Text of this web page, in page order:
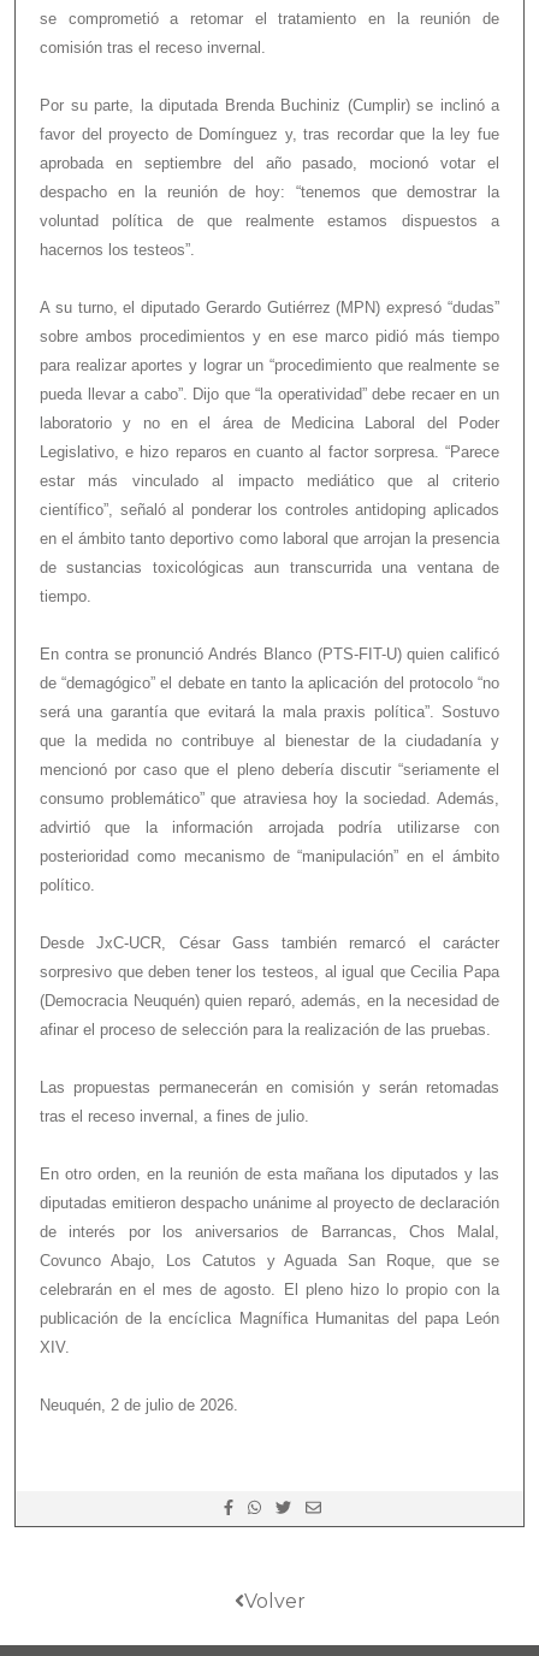
se comprometió a retomar el tratamiento en la reunión de
comisión tras el receso invernal.
Por su parte, la diputada Brenda Buchiniz (Cumplir) se inclinó a
favor del proyecto de Domínguez y, tras recordar que la ley fue
aprobada en septiembre del año pasado, mocionó votar el
despacho en la reunión de hoy: “tenemos que demostrar la
voluntad política de que realmente estamos dispuestos a
hacernos los testeos”.
A su turno, el diputado Gerardo Gutiérrez (MPN) expresó “dudas”
sobre ambos procedimientos y en ese marco pidió más tiempo
para realizar aportes y lograr un “procedimiento que realmente se
pueda llevar a cabo”. Dijo que “la operatividad” debe recaer en un
laboratorio y no en el área de Medicina Laboral del Poder
Legislativo, e hizo reparos en cuanto al factor sorpresa. “Parece
estar más vinculado al impacto mediático que al criterio
científico”, señaló al ponderar los controles antidoping aplicados
en el ámbito tanto deportivo como laboral que arrojan la presencia
de sustancias toxicológicas aun transcurrida una ventana de
tiempo.
En contra se pronunció Andrés Blanco (PTS-FIT-U) quien calificó
de “demagógico” el debate en tanto la aplicación del protocolo “no
será una garantía que evitará la mala praxis política”. Sostuvo
que la medida no contribuye al bienestar de la ciudadanía y
mencionó por caso que el pleno debería discutir “seriamente el
consumo problemático” que atraviesa hoy la sociedad. Además,
advirtió que la información arrojada podría utilizarse con
posterioridad como mecanismo de “manipulación” en el ámbito
político.
Desde JxC-UCR, César Gass también remarcó el carácter
sorpresivo que deben tener los testeos, al igual que Cecilia Papa
(Democracia Neuquén) quien reparó, además, en la necesidad de
afinar el proceso de selección para la realización de las pruebas.
Las propuestas permanecerán en comisión y serán retomadas
tras el receso invernal, a fines de julio.
En otro orden, en la reunión de esta mañana los diputados y las
diputadas emitieron despacho unánime al proyecto de declaración
de interés por los aniversarios de Barrancas, Chos Malal,
Covunco Abajo, Los Catutos y Aguada San Roque, que se
celebrarán en el mes de agosto. El pleno hizo lo propio con la
publicación de la encíclica Magnífica Humanitas del papa León
XIV.
Neuquén, 2 de julio de 2026.
Volver